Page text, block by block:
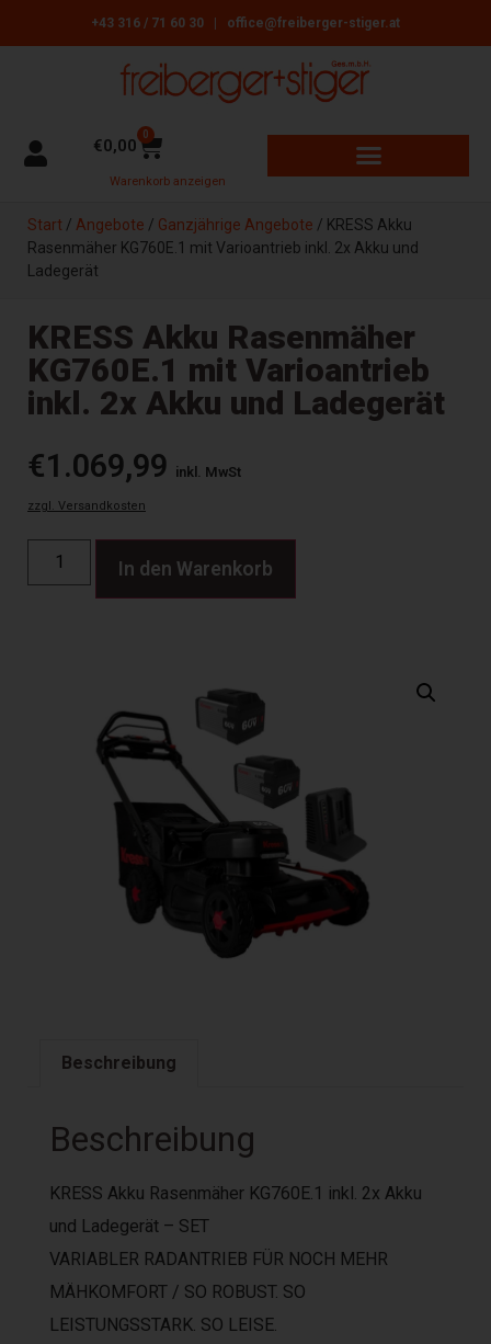
+43 316 / 71 60 30 office@freiberger-stiger.at
€0,00
0
Warenkorb anzeigen
Start / Angebote / Ganzjährige Angebote / KRESS Akku
Rasenmäher KG760E.1 mit Varioantrieb inkl. 2x Akku und
Ladegerät
KRESS Akku Rasenmäher
KG760E.1 mit Varioantrieb
inkl. 2x Akku und Ladegerät
€1.069,99 inkl. MwSt
zzgl. Versandkosten
In den Warenkorb
Beschreibung
Beschreibung
KRESS Akku Rasenmäher KG760E.1 inkl. 2x Akku
und Ladegerät – SET
VARIABLER RADANTRIEB FÜR NOCH MEHR
MÄHKOMFORT / SO ROBUST. SO
LEISTUNGSSTARK. SO LEISE.